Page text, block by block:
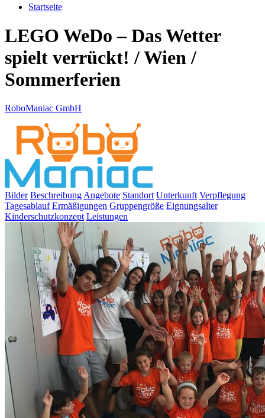
Startseite
LEGO WeDo – Das Wetter
spielt verrückt! / Wien /
Sommerferien
RoboManiac GmbH
Bilder BeschreibungAngebote Standort Unterkunft Verpflegung
Tagesablauf Ermäßigungen Gruppengröße Eignungsalter
Kinderschutzkonzept Leistungen